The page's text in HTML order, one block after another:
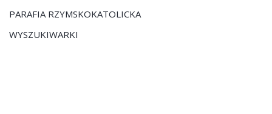
PARAFIA RZYMSKOKATOLICKA
WYSZUKIWARKI